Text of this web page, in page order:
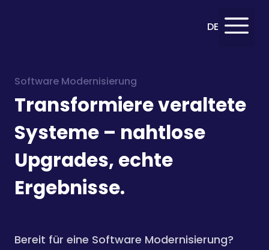
DE
EN
Software Modernisierung
Transformiere veraltete
Systeme – nahtlose
Upgrades, echte
Ergebnisse.
Bereit für eine Software Modernisierung?